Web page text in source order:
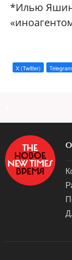
*Илью
X (Twitter) Telegram